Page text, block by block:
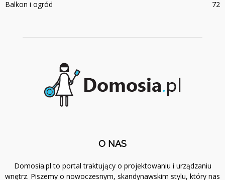
Balkon i ogród
72
O NAS
Domosia.pl to portal traktujący o projektowaniu i urządzaniu
wnętrz. Piszemy o nowoczesnym, skandynawskim stylu, który nas